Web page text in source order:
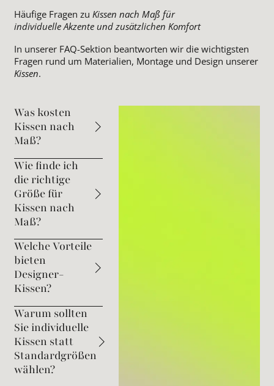
Häufige Fragen zu Kissen nach Maß für
individuelle Akzente und zusätzlichen Komfort
In unserer FAQ-Sektion beantworten wir die wichtigsten
Fragen rund um Materialien, Montage und Design unserer
Kissen.
Was kosten
Kissen nach
Maß?
Wie finde ich
die richtige
Größe für
Kissen nach
Maß?
Welche Vorteile
bieten
Designer-
Kissen?
Warum sollten
Sie individuelle
Kissen statt
Standardgrößen
wählen?